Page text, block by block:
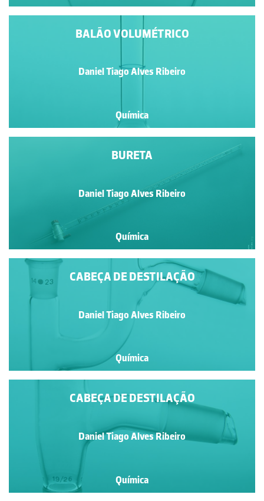
BALÃO VOLUMÉTRICO
Daniel Tiago Alves Ribeiro
Química
BURETA
Daniel Tiago Alves Ribeiro
Química
CABEÇA DE DESTILAÇÃO
Daniel Tiago Alves Ribeiro
Química
CABEÇA DE DESTILAÇÃO
Daniel Tiago Alves Ribeiro
Química